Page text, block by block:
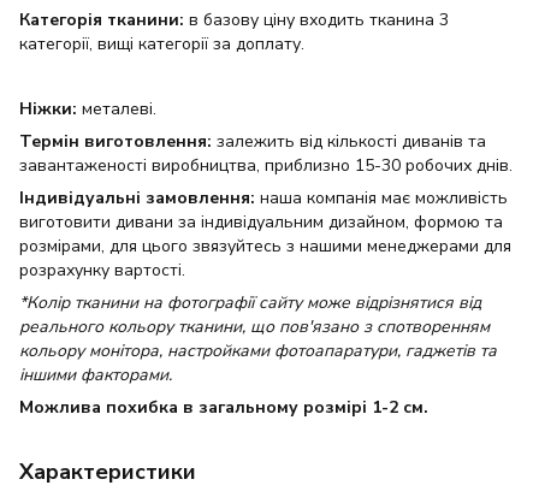
Категорія тканини: в базову ціну входить тканина 3
категорії, вищі категорії за доплату.
Ніжки: металеві.
Термін виготовлення: залежить від кількості диванів та
завантаженості виробництва, приблизно 15-30 робочих днів.
Індивідуальні замовлення: наша компанія має можливість
виготовити дивани за індивідуальним дизайном, формою та
розмірами, для цього звязуйтесь з нашими менеджерами для
розрахунку вартості.
*Колір тканини на фотографії сайту може відрізнятися від
реального кольору тканини, що пов'язано з спотворенням
кольору монітора, настройками фотоапаратури, гаджетів та
іншими факторами.
Можлива похибка в загальному розмірі 1-2 см.
Характеристики